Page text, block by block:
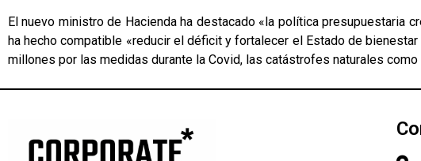
El nuevo ministro de Hacienda ha destacado «la política presupuestaria
ha hecho compatible «reducir el déficit y fortalecer el Estado de
millones por las medidas durante la Covid, las catástrofes naturales como